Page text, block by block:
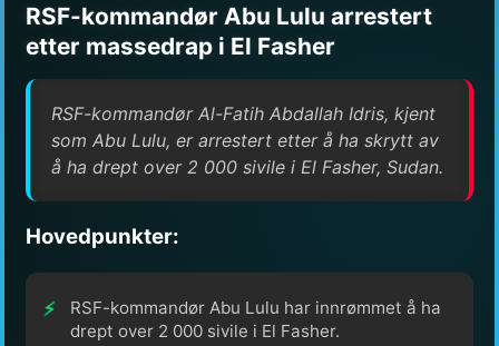
RSF-kommandør Abu Lulu arrestert
etter massedrap i El Fasher
RSF-kommandør Al-Fatih Abdallah Idris, kjent
som Abu Lulu, er arrestert etter å ha skrytt av
å ha drept over 2 000 sivile i El Fasher, Sudan.
Hovedpunkter:
RSF-kommandør Abu Lulu har innrømmet å ha
drept over 2 000 sivile i El Fasher.